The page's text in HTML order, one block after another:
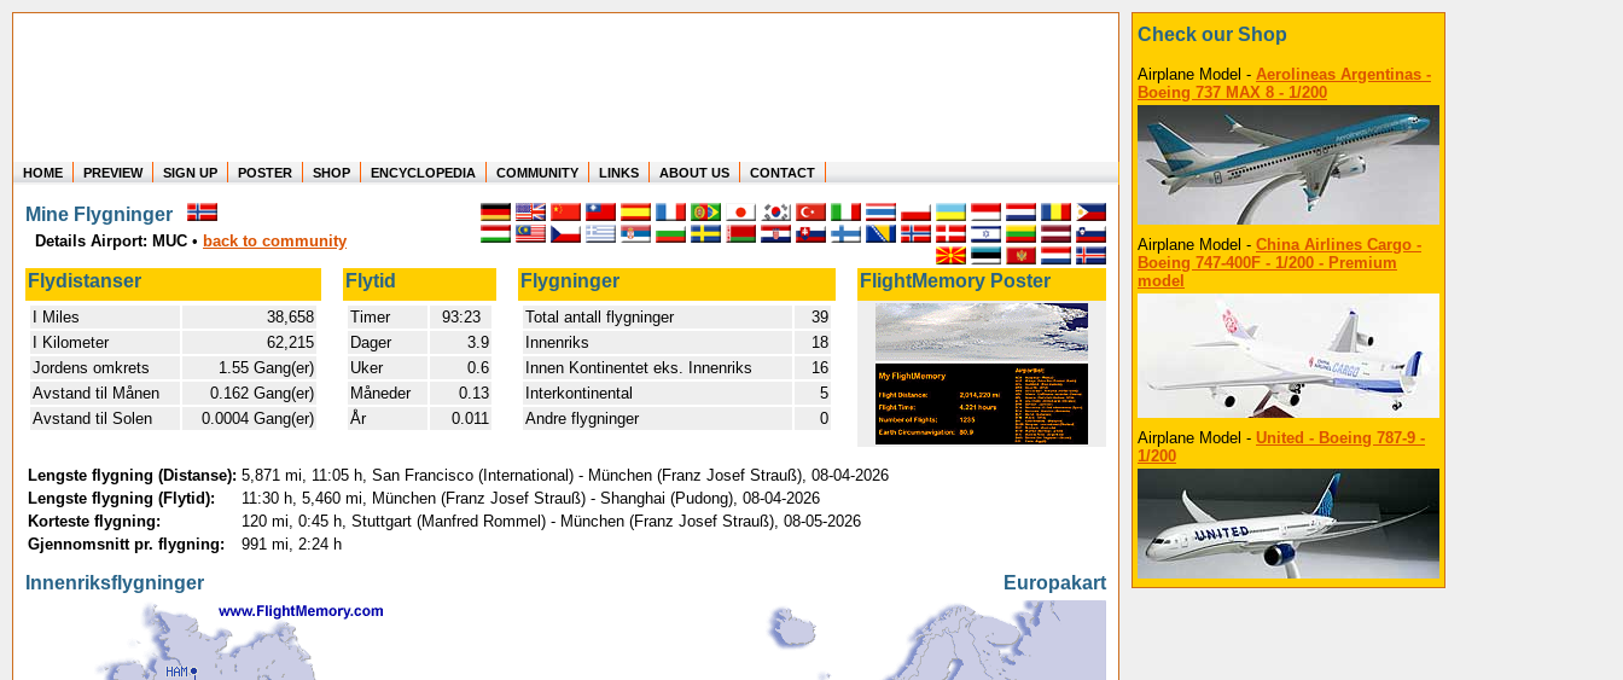
Where in the world have you flown?
How long have you been in the air?
Create your own FlightMemory and see!
HOME PREVIEW SIGN UP POSTER SHOP ENCYCLOPEDIA COMMUNITY LINKS ABOUT US CONTACT
Mine Flygninger
Details Airport: MUC • back to community
Flydistanser Flytid Flygninger FlightMemory Poster
I Miles
38,658
I Kilometer
62,215
Jordens omkrets
1.55 Gang(er)
Avstand til Månen
0.162 Gang(er)
Avstand til Solen
0.0004 Gang(er)
Timer
93:23
Dager
3.9
Uker
0.6
Måneder
0.13
År
0.011
Total antall flygninger
39
Innenriks
18
Innen Kontinentet eks. Innenriks
16
Interkontinental
5
Andre flygninger
0
Lengste flygning (Distanse): 5,871 mi, 11:05 h, San Francisco (International) - München (Franz Josef Strauß), 08-04-2026
Lengste flygning (Flytid):
11:30 h, 5,460 mi, München (Franz Josef Strauß) - Shanghai (Pudong), 08-04-2026
Korteste flygning:
120 mi, 0:45 h, Stuttgart (Manfred Rommel) - München (Franz Josef Strauß), 08-05-2026
Gjennomsnitt pr. flygning:
991 mi, 2:24 h
Innenriksflygninger Europakart
Check our Shop
Airplane Model - Aerolineas Argentinas -
Boeing 737 MAX 8 - 1/200
Airplane Model - China Airlines Cargo -
Boeing 747-400F - 1/200 - Premium
model
Airplane Model - United - Boeing 787-9 -
1/200